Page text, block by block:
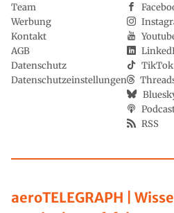
aeroTELEGRAPH |
Team
Werbung
Kontakt
AGB
Datenschutz
Datenschutzeinstellungen
TikTok
RSS